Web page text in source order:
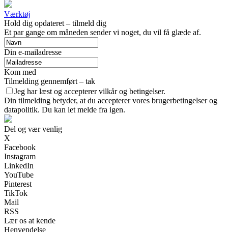
Værktøj
Hold dig opdateret – tilmeld dig
Et par gange om måneden sender vi noget, du vil få glæde af.
Din e-mailadresse
Kom med
Tilmelding gennemført – tak
Jeg har læst og accepterer vilkår og betingelser.
Din tilmelding betyder, at du accepterer vores brugerbetingelser og
datapolitik. Du kan let melde fra igen.
Del og vær venlig
X
Facebook
Instagram
LinkedIn
YouTube
Pinterest
TikTok
Mail
RSS
Lær os at kende
Henvendelse